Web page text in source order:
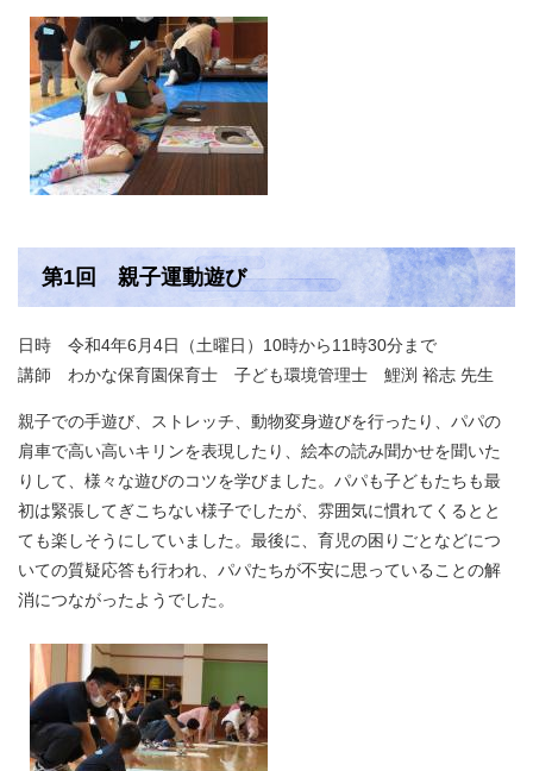
第1回 親子運動遊び
日時 令和4年6月4日（土曜日）10時から11時30分まで
講師 わかな保育園保育士 子ども環境管理士 鯉渕 裕志 先生
親子での手遊び、ストレッチ、動物変身遊びを行ったり、パパの
肩車で高い高いキリンを表現したり、絵本の読み聞かせを聞いた
りして、様々な遊びのコツを学びました。パパも子どもたちも最
初は緊張してぎこちない様子でしたが、雰囲気に慣れてくるとと
ても楽しそうにしていました。最後に、育児の困りごとなどにつ
いての質疑応答も行われ、パパたちが不安に思っていることの解
消につながったようでした。